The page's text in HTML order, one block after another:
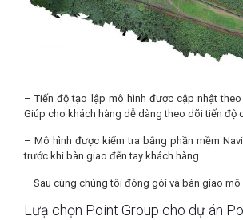
– Tiến độ tạo lập mô hình được cập nhật
Giúp cho khách hàng dễ dàng theo dõi tiến độ
– Mô hình được kiểm tra bằng phần mềm
trước khi bàn giao đến tay khách hàng
– Sau cùng chúng tôi đóng gói và bàn giao mô
Lưạ chọn Point Group cho dự án